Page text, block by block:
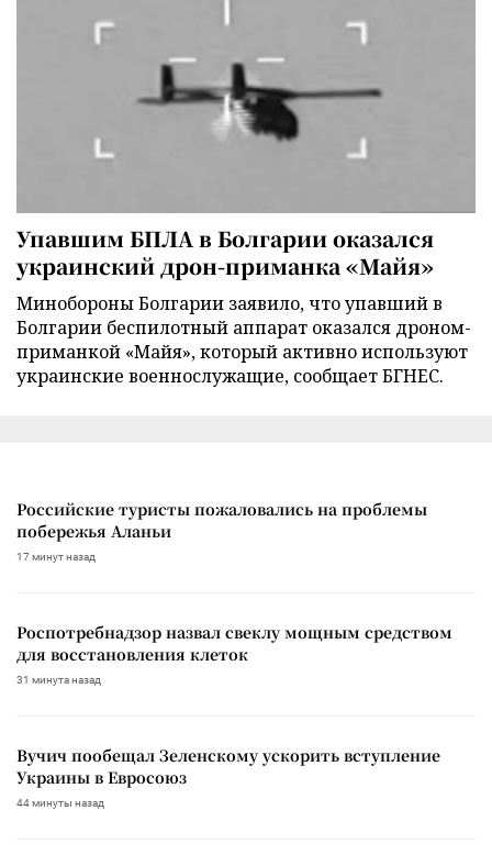
Упавшим БПЛА в Болгарии оказался
украинский дрон-приманка «Майя»
Минобороны Болгарии заявило, что упавший в
Болгарии беспилотный аппарат оказался дроном-
приманкой «Майя», который активно используют
украинские военнослужащие, сообщает БГНЕС.
Российские туристы пожаловались на проблемы
побережья Аланьи
17 минут назад
Роспотребнадзор назвал свеклу мощным средством
для восстановления клеток
31 минута назад
Вучич пообещал Зеленскому ускорить вступление
Украины в Евросоюз
44 минуты назад